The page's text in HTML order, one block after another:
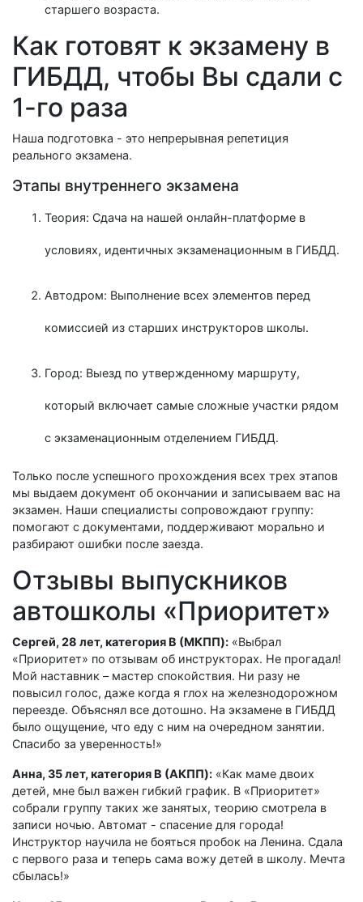
старшего возраста.
Как готовят к экзамену в
ГИБДД, чтобы Вы сдали с
1-го раза
Наша подготовка - это непрерывная репетиция
реального экзамена.
Этапы внутреннего экзамена
Теория: Сдача на нашей онлайн-платформе в
условиях, идентичных экзаменационным в ГИБДД.
Автодром: Выполнение всех элементов перед
комиссией из старших инструкторов школы.
Город: Выезд по утвержденному маршруту,
который включает самые сложные участки рядом
с экзаменационным отделением ГИБДД.
Только после успешного прохождения всех трех этапов
мы выдаем документ об окончании и записываем вас на
экзамен. Наши специалисты сопровождают группу:
помогают с документами, поддерживают морально и
разбирают ошибки после заезда.
Отзывы выпускников
автошколы «Приоритет»
Сергей, 28 лет, категория B (МКПП): «Выбрал
«Приоритет» по отзывам об инструкторах. Не прогадал!
Мой наставник – мастер спокойствия. Ни разу не
повысил голос, даже когда я глох на железнодорожном
переезде. Объяснял все дотошно. На экзамене в ГИБДД
было ощущение, что еду с ним на очередном занятии.
Спасибо за уверенность!»
Анна, 35 лет, категория B (АКПП): «Как маме двоих
детей, мне был важен гибкий график. В «Приоритет»
собрали группу таких же занятых, теорию смотрела в
записи ночью. Автомат - спасение для города!
Инструктор научила не бояться пробок на Ленина. Сдала
с первого раза и теперь сама вожу детей в школу. Мечта
сбылась!»